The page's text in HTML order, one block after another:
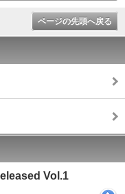
ページの先頭へ戻る
Vol.1